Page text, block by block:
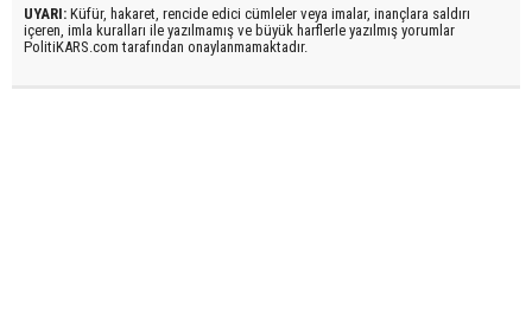
UYARI: Küfür, hakaret, rencide edici cümleler veya imalar, inançlara saldırı
içeren, imla kuralları ile yazılmamış ve büyük harflerle yazılmış yorumlar
PolitiKARS.com tarafından onaylanmamaktadır.